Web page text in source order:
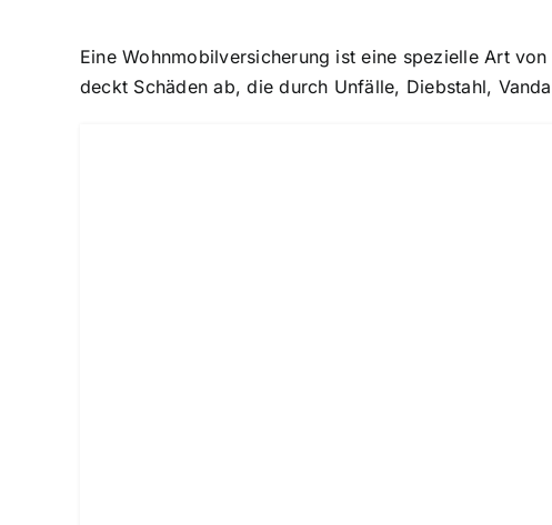
Eine Wohnmobilversicherung ist eine spezielle Art
deckt Schäden ab, die durch Unfälle, Diebstahl,